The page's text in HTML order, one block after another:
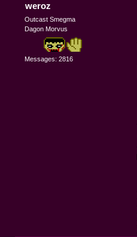
weroz
Outcast Smegma
Dagon Morvus
Messages: 2816